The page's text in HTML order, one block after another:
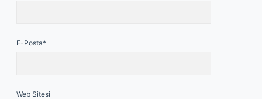
E-Posta*
Web Sitesi